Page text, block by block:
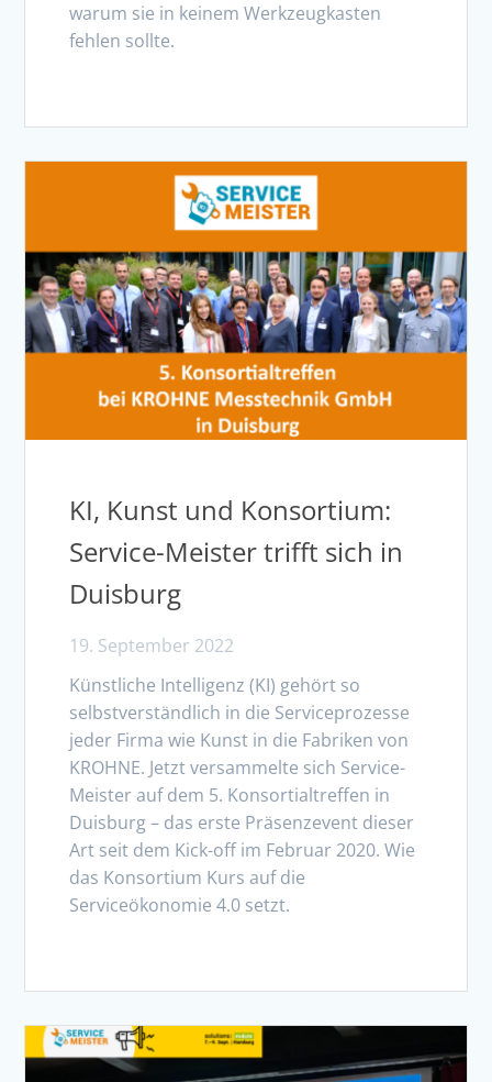
warum sie in keinem Werkzeugkasten
fehlen sollte.
KI, Kunst und Konsortium:
Service-Meister trifft sich in
Duisburg
19. September 2022
Künstliche Intelligenz (KI) gehört so
selbstverständlich in die Serviceprozesse
jeder Firma wie Kunst in die Fabriken von
KROHNE. Jetzt versammelte sich Service-
Meister auf dem 5. Konsortialtreffen in
Duisburg – das erste Präsenzevent dieser
Art seit dem Kick-off im Februar 2020. Wie
das Konsortium Kurs auf die
Serviceökonomie 4.0 setzt.